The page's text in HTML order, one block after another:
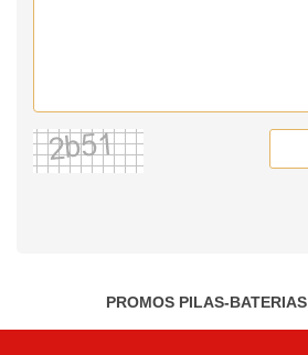
PROMOS PILAS-BATERIAS